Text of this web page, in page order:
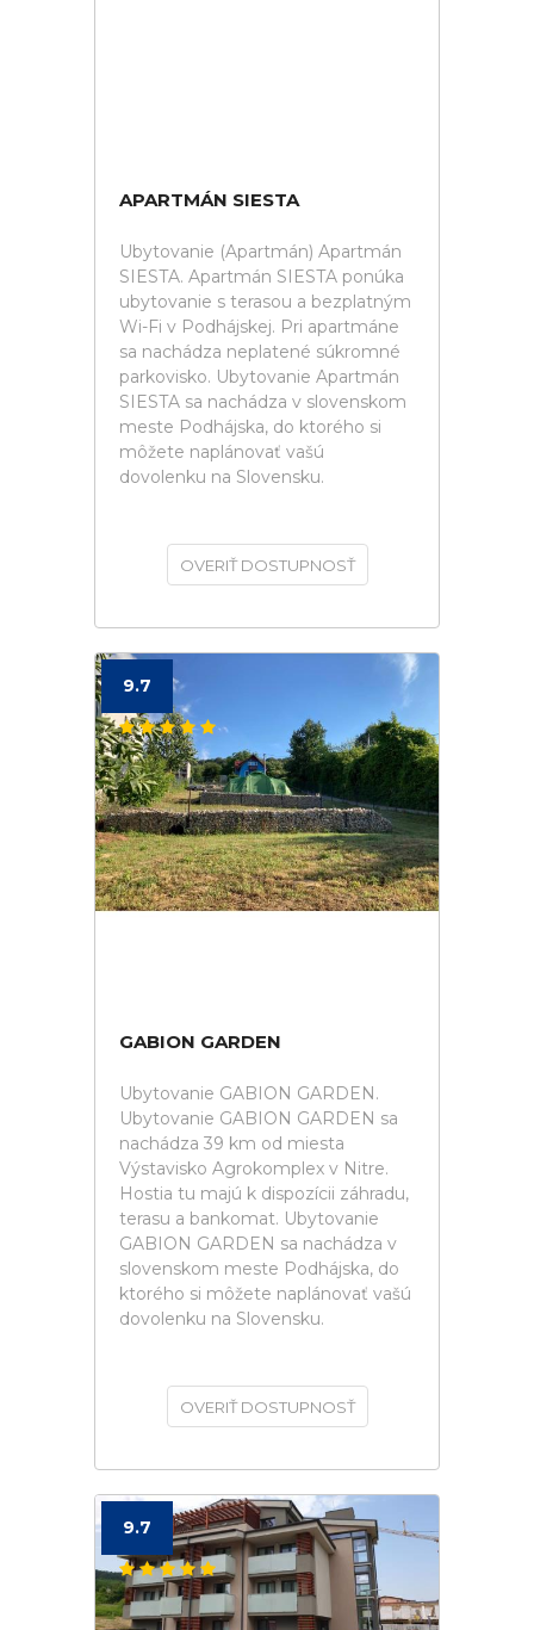
APARTMÁN SIESTA
Ubytovanie (Apartmán) Apartmán
SIESTA. Apartmán SIESTA ponúka
ubytovanie s terasou a bezplatným
Wi-Fi v Podhájskej. Pri apartmáne
sa nachádza neplatené súkromné
parkovisko. Ubytovanie Apartmán
SIESTA sa nachádza v slovenskom
meste Podhájska, do ktorého si
môžete naplánovať vašú
dovolenku na Slovensku.
OVERIŤ DOSTUPNOSŤ
9.7
GABION GARDEN
Ubytovanie GABION GARDEN.
Ubytovanie GABION GARDEN sa
nachádza 39 km od miesta
Výstavisko Agrokomplex v Nitre.
Hostia tu majú k dispozícii záhradu,
terasu a bankomat. Ubytovanie
GABION GARDEN sa nachádza v
slovenskom meste Podhájska, do
ktorého si môžete naplánovať vašú
dovolenku na Slovensku.
OVERIŤ DOSTUPNOSŤ
9.7